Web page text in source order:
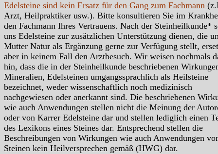
Edelsteine sind kein Ersatz für den Gang zum Fachmann
Arzt, Heilpraktiker usw.). Bitte konsultieren Sie im
den Fachmann Ihres Vertrauens. Nach der Steinheilkunde*
uns Edelsteine zur zusätzlichen Unterstützung dienen, die
Mutter Natur als Ergänzung gerne zur Verfügung stellt,
aber in keinem Fall den Arztbesuch. Wir weisen nochmals
hin, dass die in der Steinheilkunde beschriebenen
Mineralien, Edelsteinen umgangssprachlich als Heilsteine
bezeichnet, weder wissenschaftlich noch medizinisch
nachgewiesen oder anerkannt sind. Die beschriebenen
wie auch Anwendungen stellen nicht die Meinung der
oder von Karrer Edelsteine dar und stellen lediglich einen
des Lexikons eines Steines dar. Entsprechend stellen die
Beschreibungen von Wirkungen wie auch Anwendungen
Steinen kein Heilversprechen gemäß (HWG) dar.